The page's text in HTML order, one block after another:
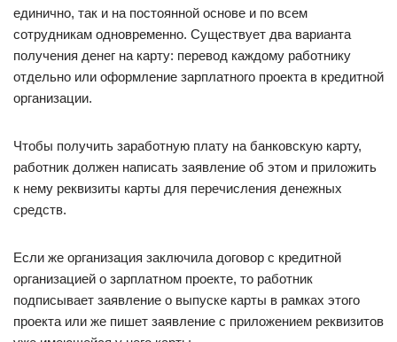
единично, так и на постоянной основе и по всем
сотрудникам одновременно. Существует два варианта
получения денег на карту: перевод каждому работнику
отдельно или оформление зарплатного проекта в кредитной
организации.
Чтобы получить заработную плату на банковскую карту,
работник должен написать заявление об этом и приложить
к нему реквизиты карты для перечисления денежных
средств.
Если же организация заключила договор с кредитной
организацией о зарплатном проекте, то работник
подписывает заявление о выпуске карты в рамках этого
проекта или же пишет заявление с приложением реквизитов